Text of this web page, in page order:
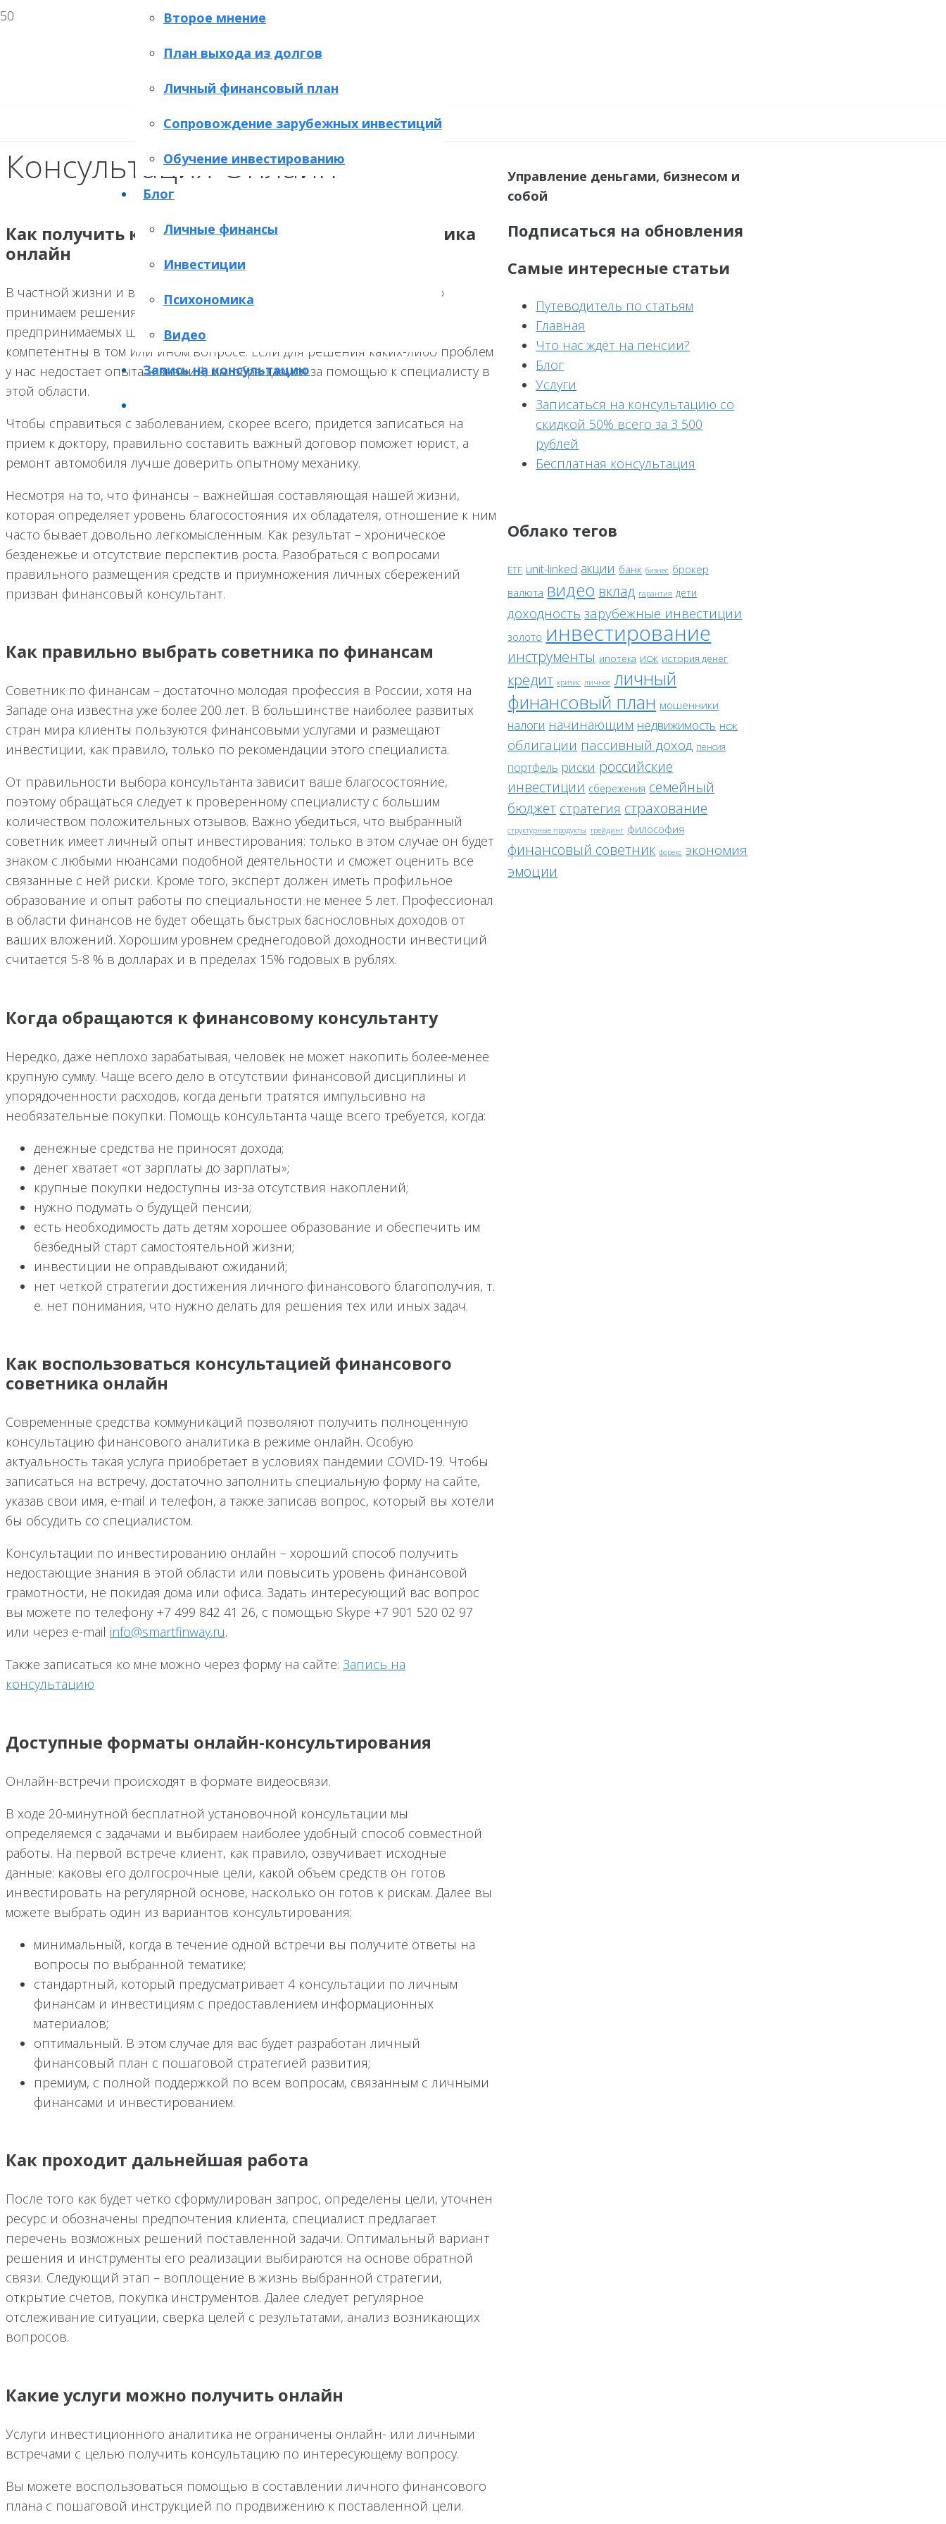
Второе мнение
План выхода из долгов
Личный финансовый план
Сопровождение зарубежных инвестиций
Обучение инвестированию
Блог
Личные финансы
Инвестиции
Психономика
Видео
Запись на консультацию
Консультация Онлайн
Как получить консультацию финансового советника
онлайн
В частной жизни и в профессиональной деятельности мы ежедневно
принимаем решения разной степени важности. Эффективность
предпринимаемых шагов во многом зависит от того, насколько мы
компетентны в том или ином вопросе. Если для решения каких-либо проблем
у нас недостает опыта и знаний, мы обращаемся за помощью к специалисту в
этой области.
Чтобы справиться с заболеванием, скорее всего, придется записаться на
прием к доктору, правильно составить важный договор поможет юрист, а
ремонт автомобиля лучше доверить опытному механику.
Несмотря на то, что финансы – важнейшая составляющая нашей жизни,
которая определяет уровень благосостояния их обладателя, отношение к ним
часто бывает довольно легкомысленным. Как результат – хроническое
безденежье и отсутствие перспектив роста. Разобраться с вопросами
правильного размещения средств и приумножения личных сбережений
призван финансовый консультант.
Как правильно выбрать советника по финансам
Советник по финансам – достаточно молодая профессия в России, хотя на
Западе она известна уже более 200 лет. В большинстве наиболее развитых
стран мира клиенты пользуются финансовыми услугами и размещают
инвестиции, как правило, только по рекомендации этого специалиста.
От правильности выбора консультанта зависит ваше благосостояние,
поэтому обращаться следует к проверенному специалисту с большим
количеством положительных отзывов. Важно убедиться, что выбранный
советник имеет личный опыт инвестирования: только в этом случае он будет
знаком с любыми нюансами подобной деятельности и сможет оценить все
связанные с ней риски. Кроме того, эксперт должен иметь профильное
образование и опыт работы по специальности не менее 5 лет. Профессионал
в области финансов не будет обещать быстрых баснословных доходов от
ваших вложений. Хорошим уровнем среднегодовой доходности инвестиций
считается 5-8 % в долларах и в пределах 15% годовых в рублях.
Когда обращаются к финансовому консультанту
Нередко, даже неплохо зарабатывая, человек не может накопить более-менее
крупную сумму. Чаще всего дело в отсутствии финансовой дисциплины и
упорядоченности расходов, когда деньги тратятся импульсивно на
необязательные покупки. Помощь консультанта чаще всего требуется, когда:
денежные средства не приносят дохода;
денег хватает «от зарплаты до зарплаты»;
крупные покупки недоступны из-за отсутствия накоплений;
нужно подумать о будущей пенсии;
есть необходимость дать детям хорошее образование и обеспечить им
безбедный старт самостоятельной жизни;
инвестиции не оправдывают ожиданий;
нет четкой стратегии достижения личного финансового благополучия, т.
е. нет понимания, что нужно делать для решения тех или иных задач.
Как воспользоваться консультацией финансового
советника онлайн
Современные средства коммуникаций позволяют получить полноценную
консультацию финансового аналитика в режиме онлайн. Особую
актуальность такая услуга приобретает в условиях пандемии COVID-19. Чтобы
записаться на встречу, достаточно заполнить специальную форму на сайте,
указав свои имя, e-mail и телефон, а также записав вопрос, который вы хотели
бы обсудить со специалистом.
Консультации по инвестированию онлайн – хороший способ получить
недостающие знания в этой области или повысить уровень финансовой
грамотности, не покидая дома или офиса. Задать интересующий вас вопрос
вы можете по телефону +7 499 842 41 26, с помощью Skype +7 901 520 02 97
или через e-mail info@smartfinway.ru.
Также записаться ко мне можно через форму на сайте: Запись на
консультацию
Доступные форматы онлайн-консультирования
Онлайн-встречи происходят в формате видеосвязи.
В ходе 20-минутной бесплатной установочной консультации мы
определяемся с задачами и выбираем наиболее удобный способ совместной
работы. На первой встрече клиент, как правило, озвучивает исходные
данные: каковы его долгосрочные цели, какой объем средств он готов
инвестировать на регулярной основе, насколько он готов к рискам. Далее вы
можете выбрать один из вариантов консультирования:
минимальный, когда в течение одной встречи вы получите ответы на
вопросы по выбранной тематике;
стандартный, который предусматривает 4 консультации по личным
финансам и инвестициям с предоставлением информационных
материалов;
оптимальный. В этом случае для вас будет разработан личный
финансовый план с пошаговой стратегией развития;
премиум, с полной поддержкой по всем вопросам, связанным с личными
финансами и инвестированием.
Как проходит дальнейшая работа
После того как будет четко сформулирован запрос, определены цели, уточнен
ресурс и обозначены предпочтения клиента, специалист предлагает
перечень возможных решений поставленной задачи. Оптимальный вариант
решения и инструменты его реализации выбираются на основе обратной
связи. Следующий этап – воплощение в жизнь выбранной стратегии,
открытие счетов, покупка инструментов. Далее следует регулярное
отслеживание ситуации, сверка целей с результатами, анализ возникающих
вопросов.
Какие услуги можно получить онлайн
Услуги инвестиционного аналитика не ограничены онлайн- или личными
встречами с целью получить консультацию по интересующему вопросу.
Вы можете воспользоваться помощью в составлении личного финансового
плана с пошаговой инструкцией по продвижению к поставленной цели.
Управление деньгами, бизнесом и
собой
Подписаться на обновления
Самые интересные статьи
Путеводитель по статьям
Главная
Что нас ждёт на пенсии?
Блог
Услуги
Записаться на консультацию со
скидкой 50% всего за 3 500
рублей
Бесплатная консультация
Облако тегов
ETF unit-linked акции банк бизнес брокер
валюта видео вклад гарантия дети
доходность зарубежные инвестиции
золото инвестирование
инструменты ипотека исж история денег
кредит кризис личное личный
финансовый план мошенники
налоги начинающим недвижимость нсж
облигации пассивный доход пенсия
портфель риски российские
инвестиции сбережения семейный
бюджет стратегия страхование
структурные продукты трейдинг философия
финансовый советник форекс экономия
эмоции